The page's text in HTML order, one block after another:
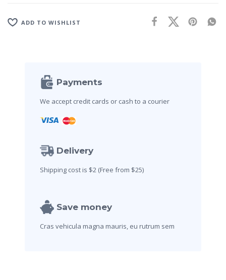
ADD TO WISHLIST
Payments
We accept credit cards or cash to a courier
Delivery
Shipping cost is $2 (Free from $25)
Save money
Cras vehicula magna mauris, eu rutrum sem